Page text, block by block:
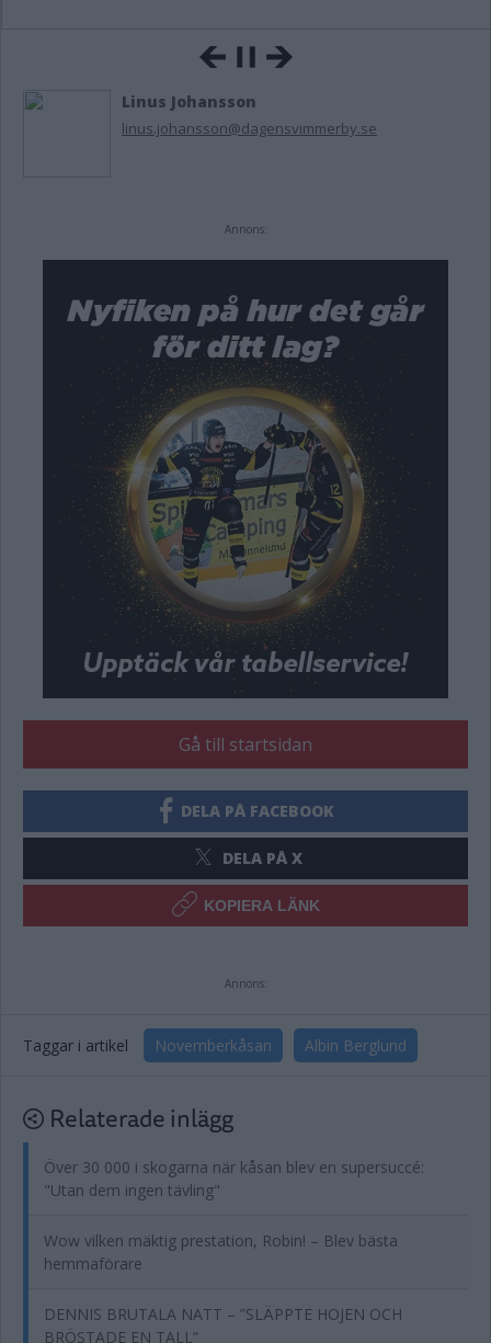
Linus Johansson
linus.johansson@dagensvimmerby.se
Annons:
Gå till startsidan
DELA PÅ FACEBOOK
DELA PÅ X
KOPIERA LÄNK
Annons:
Taggar i artikel Novemberkåsan Albin Berglund
Relaterade inlägg
Över 30 000 i skogarna när kåsan blev en supersuccé:
"Utan dem ingen tävling"
Wow vilken mäktig prestation, Robin! – Blev bästa
hemmaförare
DENNIS BRUTALA NATT – ”SLÄPPTE HOJEN OCH
BRÖSTADE EN TALL”